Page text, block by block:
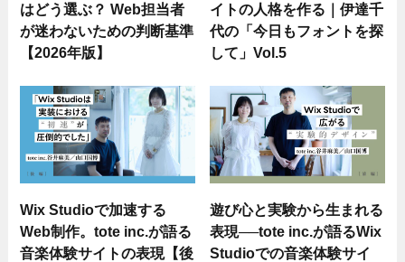
はどう選ぶ？ Web担当者
が迷わないための判断基準
【2026年版】
イトの人格を作る｜伊達千
代の「今日もフォントを探
して」Vol.5
Wix Studioで加速する
Web制作。tote inc.が語る
音楽体験サイトの表現【後
遊び心と実験から生まれる
表現──tote inc.が語るWix
Studioでの音楽体験サイ